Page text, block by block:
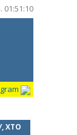
01:51:11
ХТО